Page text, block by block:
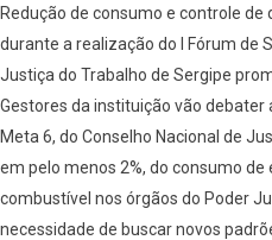
Redução de consumo e controle
durante a realização do I Fórum de
Justiça do Trabalho de Sergipe
Gestores da instituição vão
Meta 6, do Conselho Nacional de
em pelo menos 2%, do consumo
combustível nos órgãos do Poder
necessidade de buscar novos